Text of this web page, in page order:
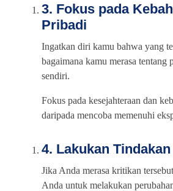
3. Fokus pada
Pribadi
Ingatkan diri kamu bahwa yang
bagaimana kamu merasa tentang
sendiri.
Fokus pada kesejahteraan dan
daripada mencoba memenuhi
4. Lakukan
Jika Anda merasa kritikan
Anda untuk melakukan